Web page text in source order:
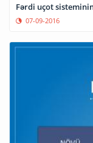
Fərdi uçot
07-09-2016